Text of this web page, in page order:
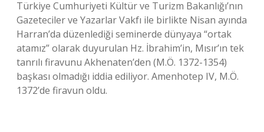
Türkiye Cumhuriyeti Kültür ve Turizm Bakanlığı’nın
Gazeteciler ve Yazarlar Vakfı ile birlikte Nisan ayında
Harran’da düzenlediği seminerde dünyaya “ortak
atamız” olarak duyurulan Hz. İbrahim’in, Mısır’ın tek
tanrılı firavunu Akhenaten’den (M.Ö. 1372-1354)
başkası olmadığı iddia ediliyor. Amenhotep IV, M.Ö.
1372’de firavun oldu.